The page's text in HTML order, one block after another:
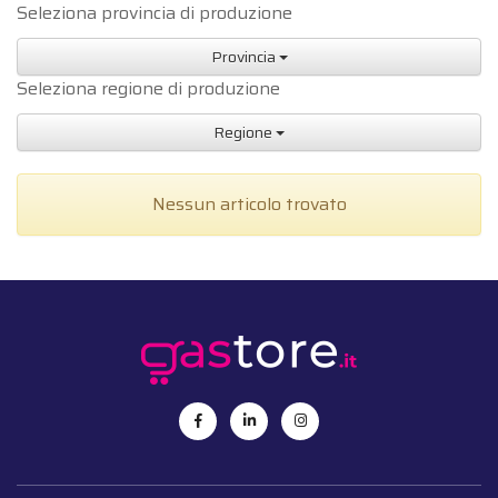
Seleziona provincia di produzione
Provincia
Seleziona regione di produzione
Regione
Nessun articolo trovato